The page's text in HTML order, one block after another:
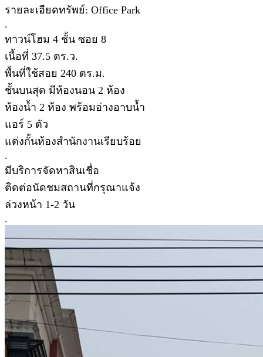
รายละเอียดทรัพย์: Office Park
.
ทาวน์โฮม 4 ชั้น ซอย 8
เนื้อที่ 37.5 ตร.ว.
พื้นที่ใช้สอย 240 ตร.ม.
ชั้นบนสุด มีห้องนอน 2 ห้อง
ห้องน้ำ 2 ห้อง พร้อมอ่างอาบน้ำ
แอร์ 5 ตัว
แต่งกั้นห้องสำนักงานเรียบร้อย
.
มีบริการจัดหาสินเชื่อ
ติดต่อนัดชมสถานที่กรุณาแจ้ง
ล่วงหน้า 1-2 วัน
.